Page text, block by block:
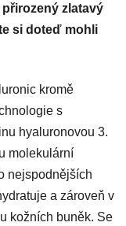
zlatavý
si doteď mohli
kromě
s
hyaluronovou 3.
molekulární
nejspodnějších
a zároveň v
kožních buněk. Se